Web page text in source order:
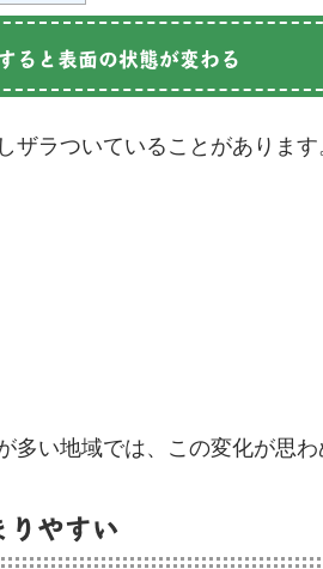
ると表面の状態が変わる
ラついていることがあります
い地域では、この変化が思わ
やすい